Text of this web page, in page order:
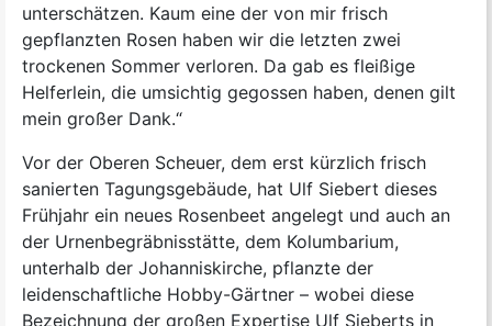
unterschätzen. Kaum eine der von mir frisch
gepflanzten Rosen haben wir die letzten zwei
trockenen Sommer verloren. Da gab es fleißige
Helferlein, die umsichtig gegossen haben, denen gilt
mein großer Dank.“
Vor der Oberen Scheuer, dem erst kürzlich frisch
sanierten Tagungsgebäude, hat Ulf Siebert dieses
Frühjahr ein neues Rosenbeet angelegt und auch an
der Urnenbegräbnisstätte, dem Kolumbarium,
unterhalb der Johanniskirche, pflanzte der
leidenschaftliche Hobby-Gärtner – wobei diese
Bezeichnung der großen Expertise Ulf Sieberts in